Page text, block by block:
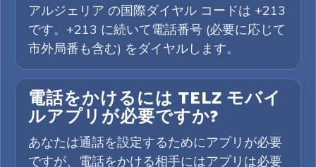
アルジェリア の国際ダイヤル コードは +213
です。+213 に続いて電話番号 (必要に応じて
市外局番も含む) をダイヤルします。
電話をかけるには TELZ モバイ
ルアプリが必要ですか?
あなたは通話を設定するためにアプリが必要
ですが、電話をかける相手にはアプリは必要